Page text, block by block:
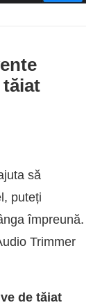
să
puteți
împreună.
Trimmer
de tăiat